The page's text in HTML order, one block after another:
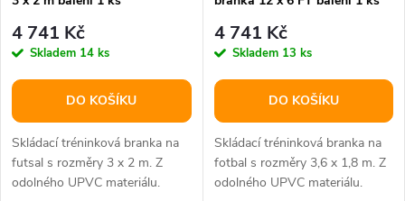
4 741 Kč
Skladem 14 ks
DO KOŠÍKU
Skládací tréninková branka na
futsal s rozměry 3 x 2 m. Z
odolného UPVC materiálu.
4 741 Kč
Skladem 13 ks
DO KOŠÍKU
Skládací tréninková branka na
fotbal s rozměry 3,6 x 1,8 m. Z
odolného UPVC materiálu.